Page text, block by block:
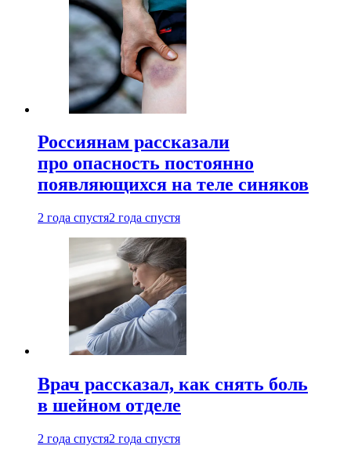
Россиянам рассказали
про опасность постоянно
появляющихся на теле синяков
2 года спустя2 года спустя
Врач рассказал, как снять боль
в шейном отделе
2 года спустя2 года спустя